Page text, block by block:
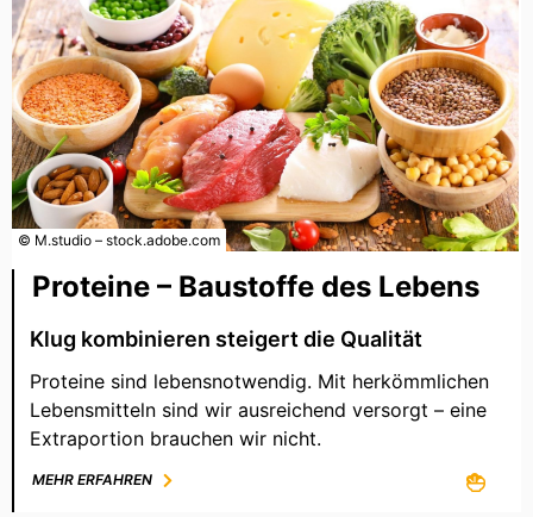
© M.studio – stock.adobe.com
Proteine – Baustoffe des Lebens
Klug kombinieren steigert die Qualität
Proteine sind lebensnotwendig. Mit herkömmlichen
Lebensmitteln sind wir ausreichend versorgt – eine
Extraportion brauchen wir nicht.
MEHR ERFAHREN